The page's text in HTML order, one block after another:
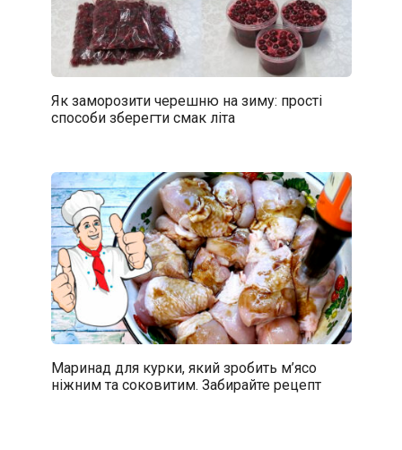
Як заморозити черешню на зиму: прості
способи зберегти смак літа
Маринад для курки, який зробить м’ясо
ніжним та соковитим. Забирайте рецепт